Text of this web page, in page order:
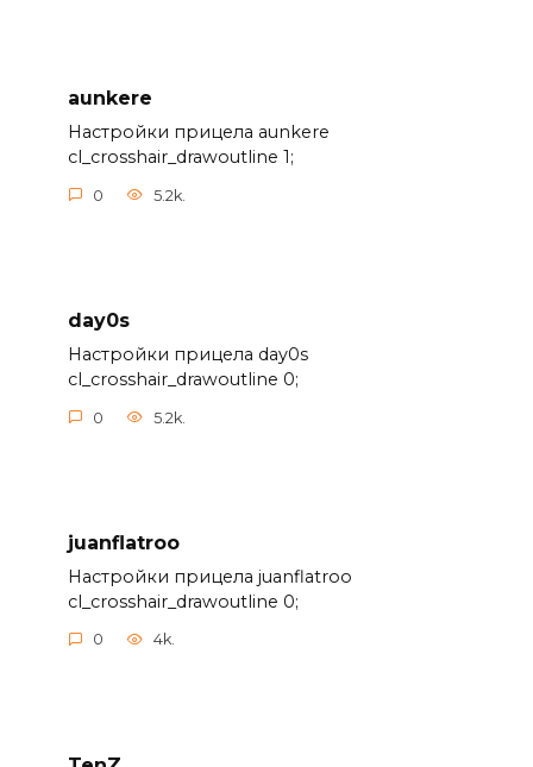
aunkere
Настройки прицела aunkere
cl_crosshair_drawoutline 1;
0 5.2k.
day0s
Настройки прицела day0s
cl_crosshair_drawoutline 0;
0 5.2k.
juanflatroo
Настройки прицела juanflatroo
cl_crosshair_drawoutline 0;
0 4k.